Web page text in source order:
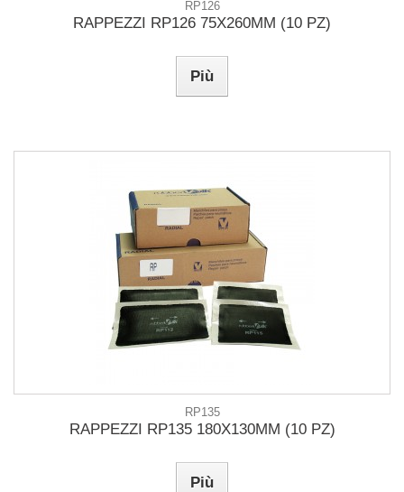
RP126
RAPPEZZI RP126 75X260MM (10 PZ)
Più
RP135
RAPPEZZI RP135 180X130MM (10 PZ)
Più